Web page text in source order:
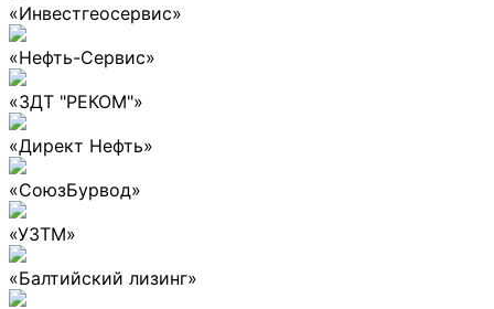
«Инвестгеосервис»
«Нефть-Сервис»
«ЗДТ "РЕКОМ"»
«Директ Нефть»
«СоюзБурвод»
«УЗТМ»
«Балтийский лизинг»